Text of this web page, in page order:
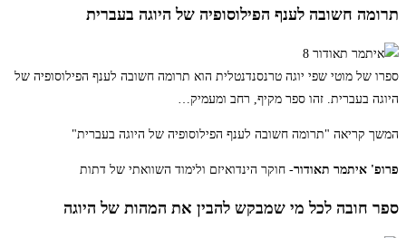
תרומה חשובה לענף הפילוסופיה של היוגה בעברית
ספרו של מוטי שפי יוגה טרנסנדנטלית הוא תרומה חשובה לענף הפילוסופיה של
היוגה בעברית. זהו ספר מקיף, רחב ומעמיק…
המשך קריאה"תרומה חשובה לענף הפילוסופיה של היוגה בעברית"
פרופ' איתמר תאודור- חוקר הינדואיזם ולימוד השוואתי של דתות
ספר חובה לכל מי שמבקש להבין את המהות של היוגה